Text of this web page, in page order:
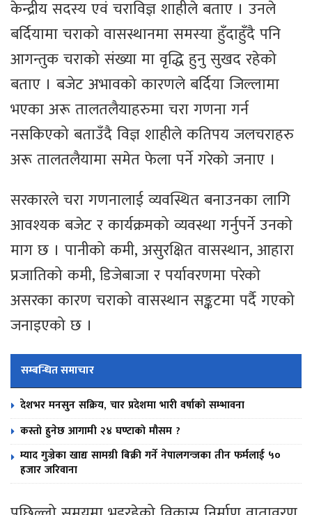
केन्द्रीय सदस्य एवं चराविज्ञ शाहीले बताए । उनले
बर्दियामा चराको वासस्थानमा समस्या हुँदाहुँदै पनि
आगन्तुक चराको संख्या मा वृद्धि हुनु सुखद रहेको
बताए । बजेट अभावको कारणले बर्दिया जिल्लामा
भएका अरू तालतलैयाहरुमा चरा गणना गर्न
नसकिएको बताउँदै विज्ञ शाहीले कतिपय जलचराहरु
अरू तालतलैयामा समेत फेला पर्ने गरेको जनाए ।
सरकारले चरा गणनालाई व्यवस्थित बनाउनका लागि
आवश्यक बजेट र कार्यक्रमको व्यवस्था गर्नुपर्ने उनको
माग छ । पानीको कमी, असुरक्षित वासस्थान, आहारा
प्रजातिको कमी, डिजेबाजा र पर्यावरणमा परेको
असरका कारण चराको वासस्थान सङ्कटमा पर्दै गएको
जनाइएको छ ।
सम्बन्धित समाचार
देशभर मनसुन सक्रिय, चार प्रदेशमा भारी वर्षाको सम्भावना
कस्तो हुनेछ आगामी २४ घण्टाको मौसम ?
म्याद गुज्रेका खाद्य सामग्री बिक्री गर्ने नेपालगन्जका तीन फर्मलाई ५०
हजार जरिवाना